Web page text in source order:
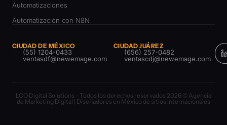
Automatizaciones
Automatización con N8N
CIUDAD DE MÉXICO
(55) 1204-0433
ventasdf@newemage.com
CIUDAD JUÁREZ
(656) 257-0482
ventascdj@newemage.com
LCO Digital Solutions - Todos los derechos reservados 2026 © Agencia
de Marketing Digital | Diseñadores en México de sitios Internacionales